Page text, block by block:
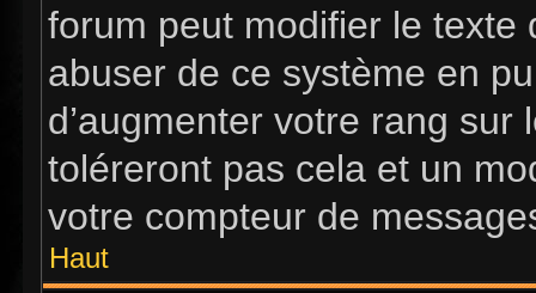
forum peut modifier le
abuser de ce système en
d’augmenter votre rang
toléreront pas cela et un
votre compteur de
Haut